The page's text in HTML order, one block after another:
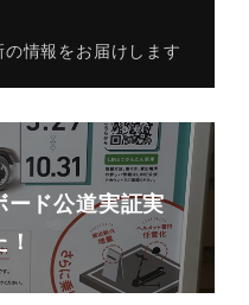
の情報をお届けします
ード公道実証実